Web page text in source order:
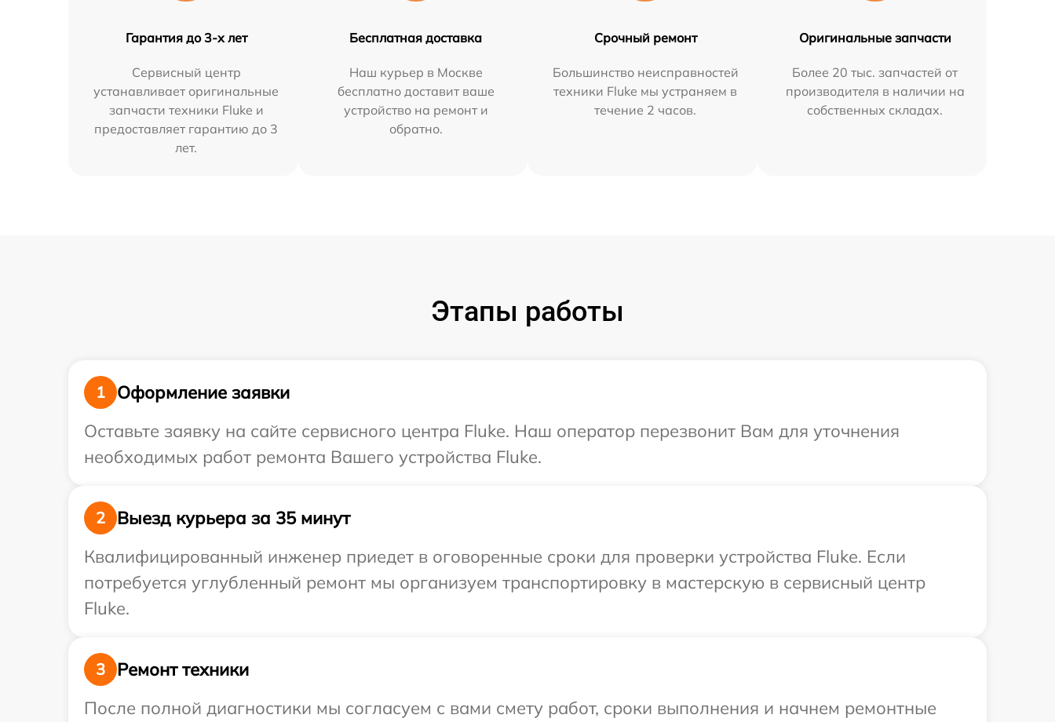
Гарантия до 3-х лет
Сервисный центр
устанавливает оригинальные
запчасти техники Fluke и
предоставляет гарантию до 3
лет.
Бесплатная доставка
Наш курьер в Москве
бесплатно доставит ваше
устройство на ремонт и
обратно.
Срочный ремонт
Большинство неисправностей
техники Fluke мы устраняем в
течение 2 часов.
Оригинальные запчасти
Более 20 тыс. запчастей от
производителя в наличии на
собственных складах.
Этапы работы
1
Оформление заявки
Оставьте заявку на сайте сервисного центра Fluke. Наш оператор перезвонит Вам для уточнения
необходимых работ ремонта Вашего устройства Fluke.
2
Выезд курьера за 35 минут
Квалифицированный инженер приедет в оговоренные сроки для проверки устройства Fluke. Если
потребуется углубленный ремонт мы организуем транспортировку в мастерскую в сервисный центр
Fluke.
3
Ремонт техники
После полной диагностики мы согласуем с вами смету работ, сроки выполнения и начнем ремонтные